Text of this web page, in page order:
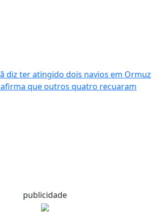
diz ter atingido dois navios em Ormuz
que outros quatro recuaram
publicidade